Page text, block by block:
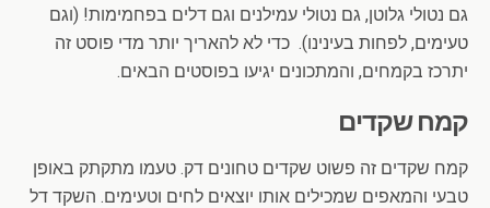
גם נטולי גלוטן, גם נטולי עמילנים וגם דלים בפחמימות! (וגם
טעימים, לפחות בעינינו). כדי לא להאריך יותר מדי פוסט זה
יתרכז בקמחים, והמתכונים יגיעו בפוסטים הבאים.
קמח שקדים
קמח שקדים זה פשוט שקדים טחונים דק. טעמו מתקתק באופן
טבעי והמאפים שמכילים אותו יוצאים לחים וטעימים. השקד דל